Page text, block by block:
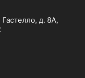
д. 8А,